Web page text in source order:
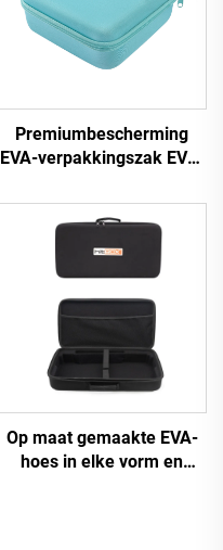
Premiumbescherming
EVA-verpakkingszak EVA-
buitenactiviteiten, reizen
en schoonheidset
Op maat gemaakte EVA-
hoes in elke vorm en